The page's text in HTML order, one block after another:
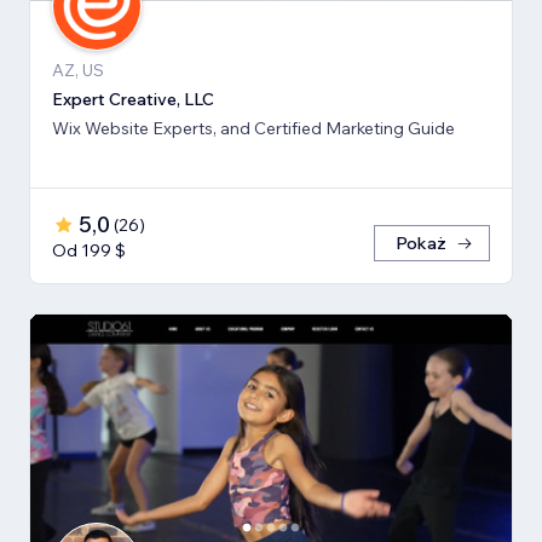
AZ, US
Expert Creative, LLC
Wix Website Experts, and Certified Marketing Guide
5,0 (26)
Od 199 $
Pokaż